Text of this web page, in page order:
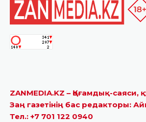
ZANMEDIA.KZ – Қоғамдық-саяси,
Заң газетінің бас редакторы:
Тел.: +7 701 122 0940